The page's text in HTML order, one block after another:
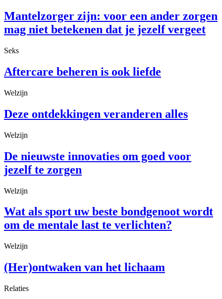
Mantelzorger zijn: voor een ander zorgen
mag niet betekenen dat je jezelf vergeet
Seks
Aftercare beheren is ook liefde
Welzijn
Deze ontdekkingen veranderen alles
Welzijn
De nieuwste innovaties om goed voor
jezelf te zorgen
Welzijn
Wat als sport uw beste bondgenoot wordt
om de mentale last te verlichten?
Welzijn
(Her)ontwaken van het lichaam
Relaties